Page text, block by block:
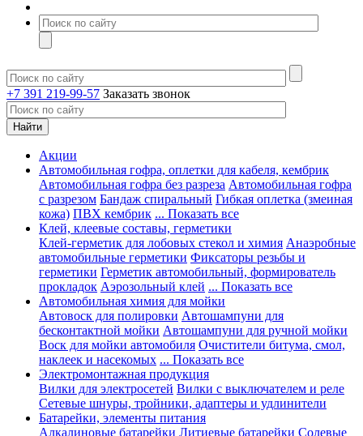
+7 391 219-99-57 Заказать звонок
Акции
Автомобильная гофра, оплетки для кабеля, кембрик
Автомобильная гофра без разреза Автомобильная гофра
с разрезом Бандаж спиральный Гибкая оплетка (змеиная
кожа) ПВХ кембрик ... Показать все
Клей, клеевые составы, герметики
Клей-герметик для лобовых стекол и химия Анаэробные
автомобильные герметики Фиксаторы резьбы и
герметики Герметик автомобильный, формирователь
прокладок Аэрозольный клей ... Показать все
Автомобильная химия для мойки
Автовоск для полировки Автошампуни для
бесконтактной мойки Автошампуни для ручной мойки
Воск для мойки автомобиля Очистители битума, смол,
наклеек и насекомых ... Показать все
Электромонтажная продукция
Вилки для электросетей Вилки с выключателем и реле
Сетевые шнуры, тройники, адаптеры и удлинители
Батарейки, элементы питания
Алкалиновые батарейки Литиевые батарейки Солевые